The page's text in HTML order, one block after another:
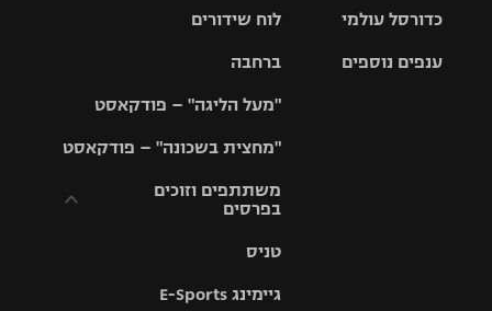
לוח שידורים
ברחבה
"מעל הליגה" – פודקאסט
"מחצית בשכונה" – פודקאסט
משתתפים וזוכים
בפרסים
וזוכים בפרסים
טניס
גיימינג E-Sports
גביע הטוטו
האלופות
ליגה
סל
כדורסל עולמי
ענפים נוספים